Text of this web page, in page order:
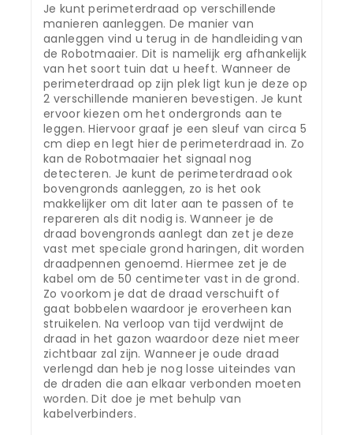
Je kunt perimeterdraad op verschillende
manieren aanleggen. De manier van
aanleggen vind u terug in de handleiding van
de Robotmaaier. Dit is namelijk erg afhankelijk
van het soort tuin dat u heeft. Wanneer de
perimeterdraad op zijn plek ligt kun je deze op
2 verschillende manieren bevestigen. Je kunt
ervoor kiezen om het ondergronds aan te
leggen. Hiervoor graaf je een sleuf van circa 5
cm diep en legt hier de perimeterdraad in. Zo
kan de Robotmaaier het signaal nog
detecteren. Je kunt de perimeterdraad ook
bovengronds aanleggen, zo is het ook
makkelijker om dit later aan te passen of te
repareren als dit nodig is. Wanneer je de
draad bovengronds aanlegt dan zet je deze
vast met speciale grond haringen, dit worden
draadpennen genoemd. Hiermee zet je de
kabel om de 50 centimeter vast in de grond.
Zo voorkom je dat de draad verschuift of
gaat bobbelen waardoor je eroverheen kan
struikelen. Na verloop van tijd verdwijnt de
draad in het gazon waardoor deze niet meer
zichtbaar zal zijn. Wanneer je oude draad
verlengd dan heb je nog losse uiteindes van
de draden die aan elkaar verbonden moeten
worden. Dit doe je met behulp van
kabelverbinders.